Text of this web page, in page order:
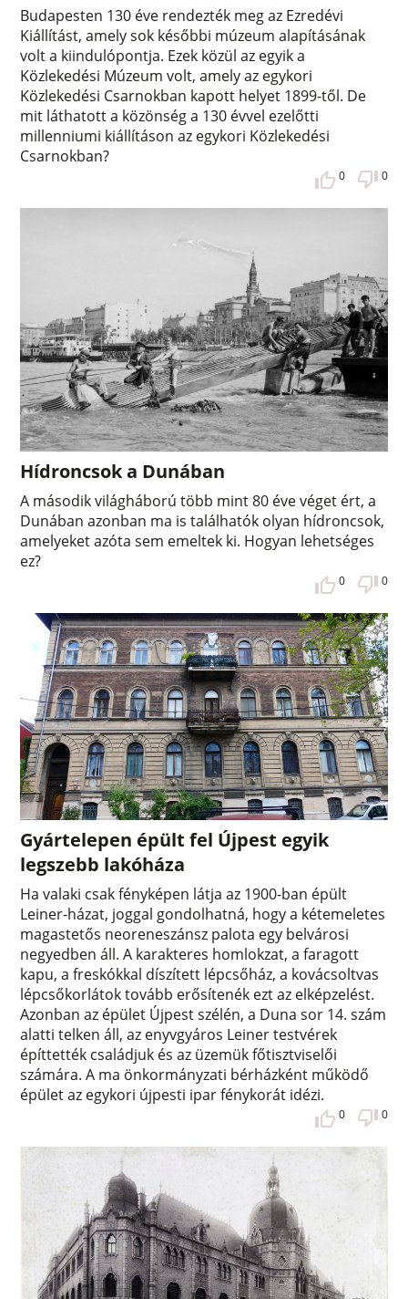
Budapesten 130 éve rendezték meg az Ezredévi
Kiállítást, amely sok későbbi múzeum alapításának
volt a kiindulópontja. Ezek közül az egyik a
Közlekedési Múzeum volt, amely az egykori
Közlekedési Csarnokban kapott helyet 1899-től. De
mit láthatott a közönség a 130 évvel ezelőtti
millenniumi kiállításon az egykori Közlekedési
Csarnokban?
0 0
Hídroncsok a Dunában
A második világháború több mint 80 éve véget ért, a
Dunában azonban ma is találhatók olyan hídroncsok,
amelyeket azóta sem emeltek ki. Hogyan lehetséges
ez?
0 0
Gyártelepen épült fel Újpest egyik
legszebb lakóháza
Ha valaki csak fényképen látja az 1900-ban épült
Leiner-házat, joggal gondolhatná, hogy a kétemeletes
magastetős neoreneszánsz palota egy belvárosi
negyedben áll. A karakteres homlokzat, a faragott
kapu, a freskókkal díszített lépcsőház, a kovácsoltvas
lépcsőkorlátok tovább erősítenék ezt az elképzelést.
Azonban az épület Újpest szélén, a Duna sor 14. szám
alatti telken áll, az enyvgyáros Leiner testvérek
építtették családjuk és az üzemük főtisztviselői
számára. A ma önkormányzati bérházként működő
épület az egykori újpesti ipar fénykorát idézi.
0 0